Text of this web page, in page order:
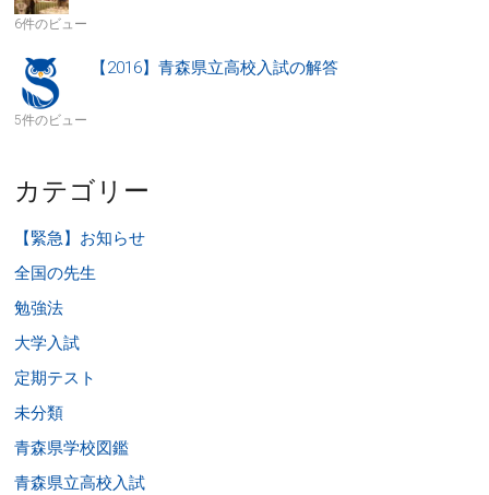
6件のビュー
【2016】青森県立高校入試の解答
5件のビュー
カテゴリー
【緊急】お知らせ
全国の先生
勉強法
大学入試
定期テスト
未分類
青森県学校図鑑
青森県立高校入試